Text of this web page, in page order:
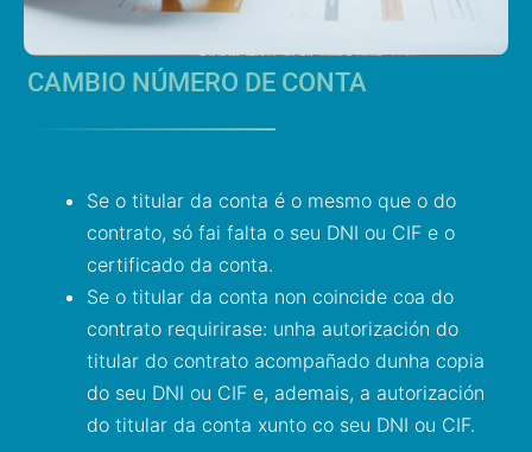
CAMBIO NÚMERO DE CONTA
Se o titular da conta é o mesmo que o do
contrato, só fai falta o seu DNI ou CIF e o
certificado da conta.
Se o titular da conta non coincide coa do
contrato requirirase: unha autorización do
titular do contrato acompañado dunha copia
do seu DNI ou CIF e, ademais, a autorización
do titular da conta xunto co seu DNI ou CIF.